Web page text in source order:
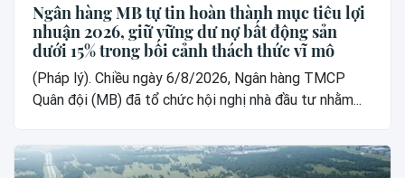
Ngân hàng MB tự tin hoàn thành mục tiêu lợi
nhuận 2026, giữ vững dư nợ bất động sản
dưới 15% trong bối cảnh thách thức vĩ mô
(Pháp lý). Chiều ngày 6/8/2026, Ngân hàng TMCP
Quân đội (MB) đã tổ chức hội nghị nhà đầu tư nhằm...